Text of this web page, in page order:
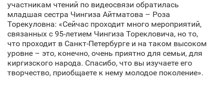
участникам чтений по видеосвязи обратилась
младшая сестра Чингиза Айтматова – Роза
Торекуловна: «Сейчас проходит много мероприятий,
связанных с 95-летием Чингиза Торекловича, но то,
что проходит в Санкт‑Петербурге и на таком высоком
уровне – это, конечно, очень приятно для семьи, для
киргизского народа. Спасибо, что вы изучаете его
творчество, приобщаете к нему молодое поколение».